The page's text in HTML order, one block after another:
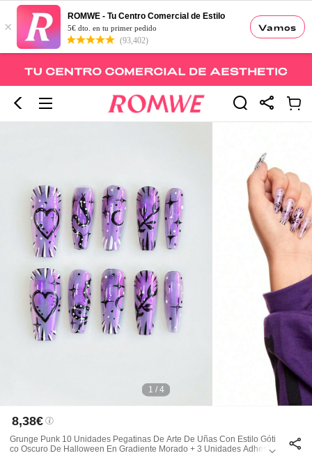
Vamos
×
ROMWE - Tu Centro Comercial de Estilo
5€ dto. en tu primer pedido
(93,402)
1 / 4
8,38€
Grunge Punk 10 Unidades Pegatinas De Arte De Uñas Con Estilo Góti
Co Oscuro De Halloween En Gradiente Morado + 3 Unidades Adhesiv